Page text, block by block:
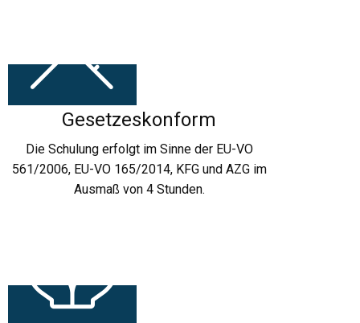
Gesetzeskonform
Die Schulung erfolgt im Sinne der EU-VO
561/2006, EU-VO 165/2014, KFG und AZG im
Ausmaß von 4 Stunden.